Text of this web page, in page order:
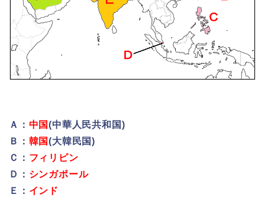
Ａ： 中国(中華人民共和国)
Ｂ： 韓国(大韓民国)
Ｃ： フィリピン
Ｄ： シンガポール
Ｅ： インド